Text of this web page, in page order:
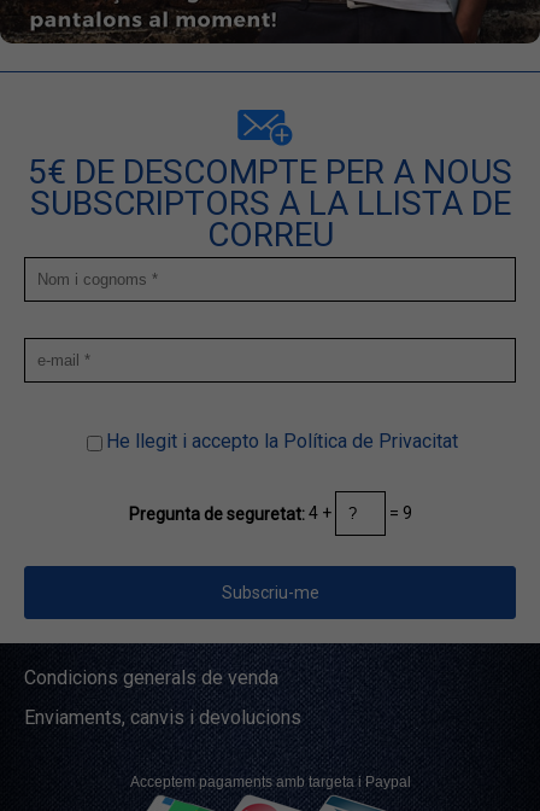
5€ DE DESCOMPTE PER A NOUS
SUBSCRIPTORS A LA LLISTA DE
CORREU
He llegit i accepto la Política de Privacitat
Pregunta de seguretat: 4 + = 9
Condicions generals de venda
Enviaments, canvis i devolucions
Acceptem pagaments amb targeta i Paypal